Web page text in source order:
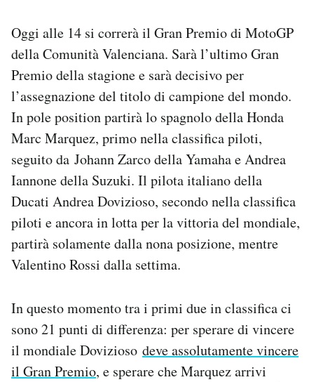
Hai bisogno di aiuto?
Esci
Oggi alle 14 si correrà il Gran Premio di MotoGP
della Comunità Valenciana. Sarà l’ultimo Gran
Premio della stagione e sarà decisivo per
l’assegnazione del titolo di campione del mondo.
In pole position partirà lo spagnolo della Honda
Marc Marquez, primo nella classifica piloti,
seguito da Johann Zarco della Yamaha e Andrea
Iannone della Suzuki. Il pilota italiano della
Ducati Andrea Dovizioso, secondo nella classifica
piloti e ancora in lotta per la vittoria del mondiale,
partirà solamente dalla nona posizione, mentre
Valentino Rossi dalla settima.
In questo momento tra i primi due in classifica ci
sono 21 punti di differenza: per sperare di vincere
il mondiale Dovizioso deve assolutamente vincere
il Gran Premio, e sperare che Marquez arrivi